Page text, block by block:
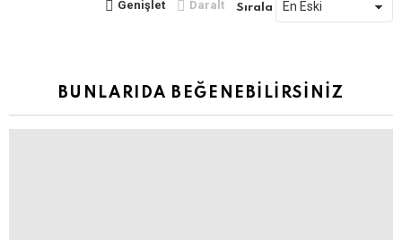
Genişlet Daralt Sırala
BUNLARIDA BEĞENEBILIRSINIZ